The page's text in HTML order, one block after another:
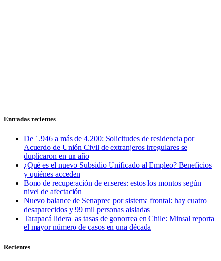
Entradas recientes
De 1.946 a más de 4.200: Solicitudes de residencia por
Acuerdo de Unión Civil de extranjeros irregulares se
duplicaron en un año
¿Qué es el nuevo Subsidio Unificado al Empleo? Beneficios
y quiénes acceden
Bono de recuperación de enseres: estos los montos según
nivel de afectación
Nuevo balance de Senapred por sistema frontal: hay cuatro
desaparecidos y 99 mil personas aisladas
Tarapacá lidera las tasas de gonorrea en Chile: Minsal reporta
el mayor número de casos en una década
Recientes